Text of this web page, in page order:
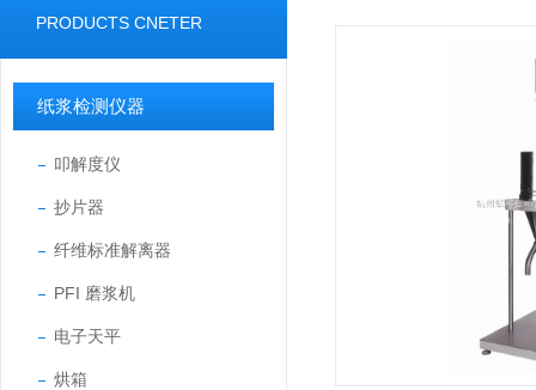
PRODUCTS CNETER
纸浆检测仪器
叩解度仪
抄片器
纤维标准解离器
PFI 磨浆机
电子天平
烘箱